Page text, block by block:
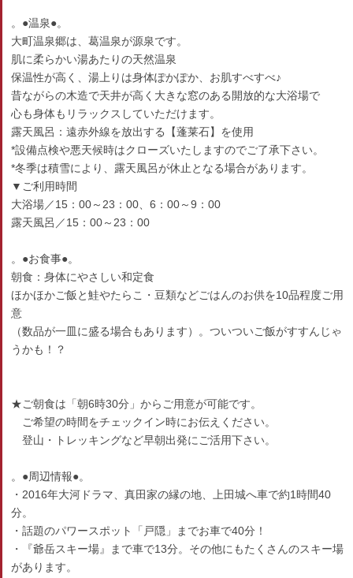
。●温泉●。
大町温泉郷は、葛温泉が源泉です。
肌に柔らかい湯あたりの天然温泉
保温性が高く、湯上りは身体ぽかぽか、お肌すべすべ♪
昔ながらの木造で天井が高く大きな窓のある開放的な大浴場で
心も身体もリラックスしていただけます。
露天風呂：遠赤外線を放出する【蓬莱石】を使用
*設備点検や悪天候時はクローズいたしますのでご了承下さい。
*冬季は積雪により、露天風呂が休止となる場合があります。
▼ご利用時間
大浴場／15：00～23：00、6：00～9：00
露天風呂／15：00～23：00
。●お食事●。
朝食：身体にやさしい和定食
ほかほかご飯と鮭やたらこ・豆類などごはんのお供を10品程度ご用
意
（数品が一皿に盛る場合もあります）。ついついご飯がすすんじゃ
うかも！？
★ご朝食は「朝6時30分」からご用意が可能です。
ご希望の時間をチェックイン時にお伝えください。
登山・トレッキングなど早朝出発にご活用下さい。
。●周辺情報●。
・2016年大河ドラマ、真田家の縁の地、上田城へ車で約1時間40
分。
・話題のパワースポット「戸隠」までお車で40分！
・『爺岳スキー場』まで車で13分。その他にもたくさんのスキー場
があります。